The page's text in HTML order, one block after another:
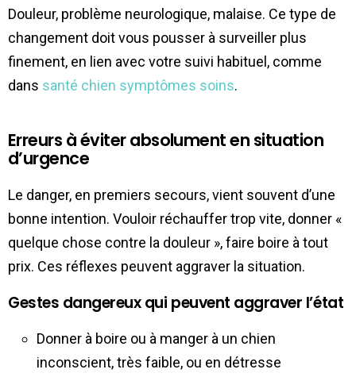
Douleur, problème neurologique, malaise. Ce type de
changement doit vous pousser à surveiller plus
finement, en lien avec votre suivi habituel, comme
dans santé chien symptômes soins.
Erreurs à éviter absolument en situation
d’urgence
Le danger, en premiers secours, vient souvent d’une
bonne intention. Vouloir réchauffer trop vite, donner «
quelque chose contre la douleur », faire boire à tout
prix. Ces réflexes peuvent aggraver la situation.
Gestes dangereux qui peuvent aggraver l’état
Donner à boire ou à manger à un chien
inconscient, très faible, ou en détresse